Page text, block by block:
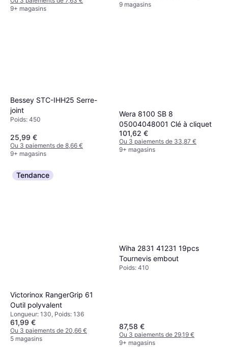
9+ magasins
9 magasins
Bessey STC-IHH25 Serre-
joint
Poids: 450
25,99 €
Ou 3 paiements de 8,66 €
9+ magasins
Wera 8100 SB 8
05004048001 Clé à cliquet
101,62 €
Ou 3 paiements de 33,87 €
9+ magasins
Tendance
Victorinox RangerGrip 61
Outil polyvalent
Longueur: 130, Poids: 136
61,99 €
Ou 3 paiements de 20,66 €
5 magasins
Wiha 2831 41231 19pcs
Tournevis embout
Poids: 410
87,58 €
Ou 3 paiements de 29,19 €
9+ magasins